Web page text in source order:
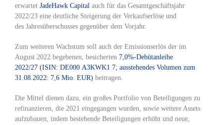
erwartet JadeHawk Capital auch für das Gesamtgeschäftsjahr
2022/23 eine deutliche Steigerung der Verkaufserlöse und
des Jahresüberschusses gegenüber dem Vorjahr.
Zum weiteren Wachstum soll auch der Emissionserlös der im
August 2022 begebenen, besicherten 7,0%-Debütanleihe
2022/27 (ISIN: DE000 A3KWK1 7; ausstehendes Volumen zum
31.08.2022: 7,6 Mio. EUR) beitragen.
Die Mittel dienen dazu, ein großes Portfolio von Beteiligungen zu
refinanzieren, die 2021 eingegangen wurden, sowie weitere Assets
aufzubauen, indem bestehende Beteiligungen erhöht und neue,